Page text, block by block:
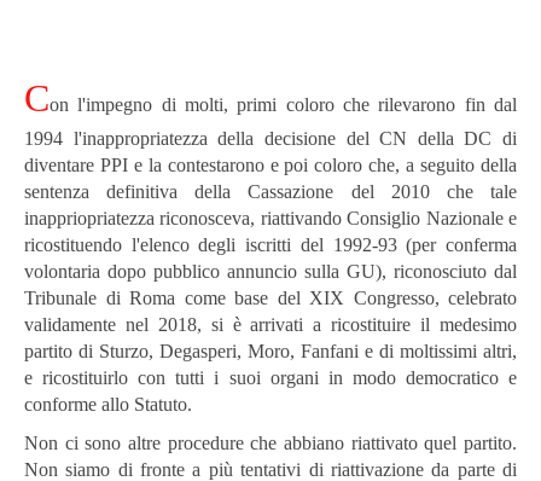
Con l'impegno di molti, primi coloro che rilevarono fin dal
1994 l'inappropriatezza della decisione del CN della DC di
diventare PPI e la contestarono e poi coloro che, a seguito della
sentenza definitiva della Cassazione del 2010 che tale
inappriopriatezza riconosceva, riattivando Consiglio Nazionale e
ricostituendo l'elenco degli iscritti del 1992-93 (per conferma
volontaria dopo pubblico annuncio sulla GU), riconosciuto dal
Tribunale di Roma come base del XIX Congresso, celebrato
validamente nel 2018, si è arrivati a ricostituire il medesimo
partito di Sturzo, Degasperi, Moro, Fanfani e di moltissimi altri,
e ricostituirlo con tutti i suoi organi in modo democratico e
conforme allo Statuto.
Non ci sono altre procedure che abbiano riattivato quel partito.
Non siamo di fronte a più tentativi di riattivazione da parte di